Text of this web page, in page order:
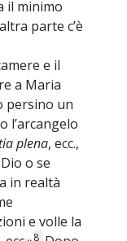
il minimo
parte c’è
e il
a Maria
persino un
l’arcangelo
plena, ecc.,
o se
in realtà
e volle la
8